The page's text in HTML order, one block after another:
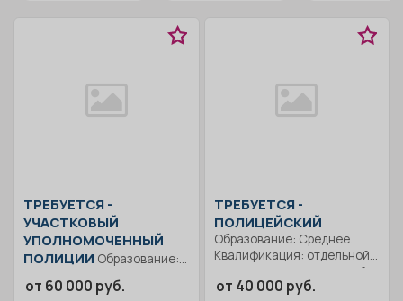
ТРЕБУЕТСЯ -
УЧАСТКОВЫЙ
УПОЛНОМОЧЕННЫЙ
ПОЛИЦИИ
профессиональное.
от 60 000 руб.
ТРЕБУЕТСЯ -
ПОЛИЦЕЙСКИЙ
Образование: Среднее.
Квалификация: отдельной
роты патрульно-постовой
службы полиции..
от 40 000 руб.